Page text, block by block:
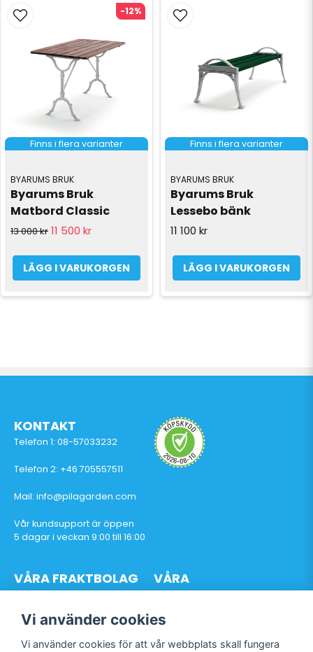
Finns i flera varianter
BYARUMS BRUK
Byarums Bruk
Matbord Classic
13 000 kr 11 500 kr
LÄGG I VARUKORGEN
-12%
Finns i flera varianter
BYARUMS BRUK
Byarums Bruk
Lessebo bänk
11 100 kr
LÄGG I VARUKORGEN
KONTAKT
Telefon 1: 08-57033232
Telefon 2: +46 705557511
Mail: info@pilagarden.com
Vår kundsupport är öppen
5 dagar i veckan 9:00 till 16:00
VÅRA FRAKTBOLAG
VÅRA
Vi använder cookies
Vi använder cookies för att vår webbplats skall fungera